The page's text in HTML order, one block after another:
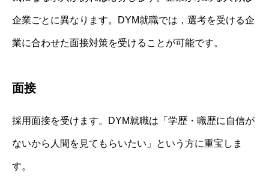
企業ごとに異なります。DYM就職では，選考を受ける企
業に合わせた面接対策を受けることが可能です。
面接
採用面接を受けます。DYM就職は「学歴・職歴に自信が
ないから人間を見てもらいたい」という方に重宝しま
す。